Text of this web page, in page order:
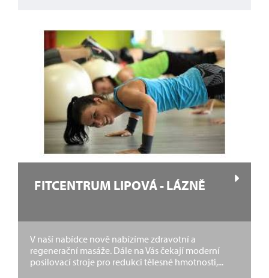
FITCENTRUM LIPOVÁ - LÁZNĚ
V naší nabídce nově nabízíme zdravotní a
regenerační masáže. Dále na Vás čekají moderní
posilovací stroje pro redukci tělesné hmotnosti,...